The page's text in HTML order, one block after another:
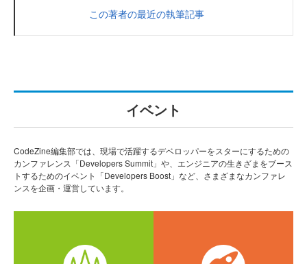
この著者の最近の執筆記事
イベント
CodeZine編集部では、現場で活躍するデベロッパーをスターにするための
カンファレンス「Developers Summit」や、エンジニアの生きざまをブース
トするためのイベント「Developers Boost」など、さまざまなカンファレ
ンスを企画・運営しています。